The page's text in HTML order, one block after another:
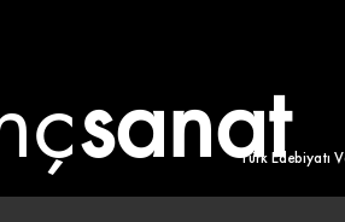
Türk Edebiyatı
sanat